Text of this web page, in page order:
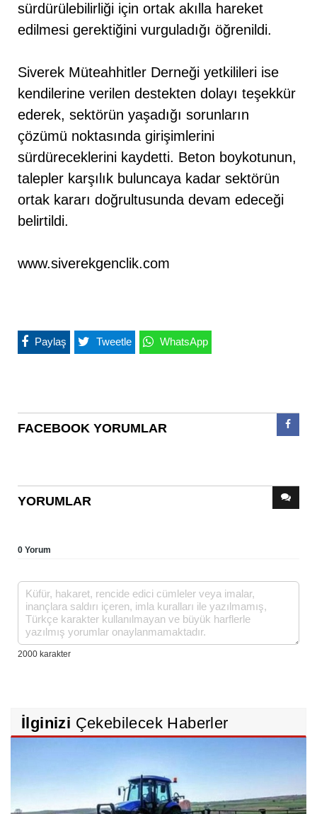
sürdürülebilirliği için ortak akılla hareket
edilmesi gerektiğini vurguladığı öğrenildi.
Siverek Müteahhitler Derneği yetkilileri ise
kendilerine verilen destekten dolayı teşekkür
ederek, sektörün yaşadığı sorunların
çözümü noktasında girişimlerini
sürdüreceklerini kaydetti. Beton boykotunun,
talepler karşılık buluncaya kadar sektörün
ortak kararı doğrultusunda devam edeceği
belirtildi.
www.siverekgenclik.com
Paylaş Tweetle WhatsApp
FACEBOOK YORUMLAR
YORUMLAR
0 Yorum
İlginizi Çekebilecek Haberler